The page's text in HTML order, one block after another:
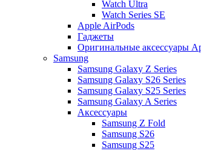
Watch Ultra
Watch Series SE
Apple AirPods
Гаджеты
Оригинальные аксессуары
Samsung
Samsung Galaxy Z Series
Samsung Galaxy S26 Series
Samsung Galaxy S25 Series
Samsung Galaxy A Series
Аксессуары
Samsung Z Fold
Samsung S26
Samsung S25